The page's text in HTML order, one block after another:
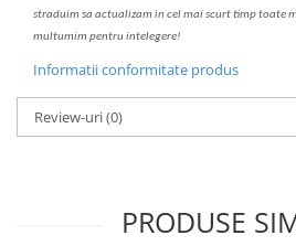
straduim sa actualizam in cel mai scurt timp toate
multumim pentru intelegere!
Informatii conformitate produs
Review-uri(0)
PRODUSE